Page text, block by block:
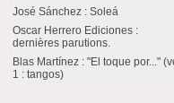
José Sánchez : Soleá
Oscar Herrero Ediciones :
dernières parutions.
Blas Martínez : "El toque por..."
1 : tangos)